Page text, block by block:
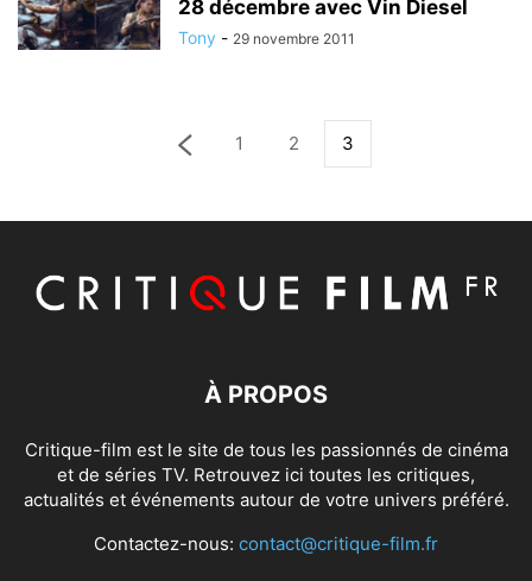
28 décembre avec Vin Diesel
Tony - 29 novembre 2011
1 2 3
À PROPOS
Critique-film est le site de tous les passionnés de cinéma
et de séries TV. Retrouvez ici toutes les critiques,
actualités et événements autour de votre univers préféré.
Contactez-nous: contact@critique-film.fr